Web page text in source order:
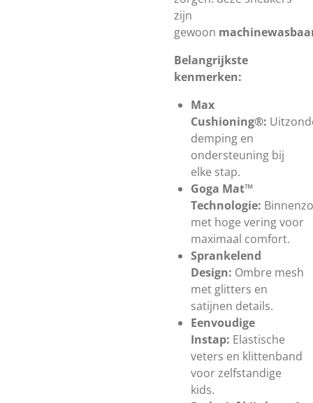
zijn
gewoon
Belangrijkste
kenmerken:
Max
Cushioning®:
demping en
ondersteuning bij
elke stap.
Goga Mat™
Technologie:
met hoge vering voor
maximaal comfort.
Sprankelend
Design: Ombre mesh
met glitters en
satijnen details.
Eenvoudige
Instap: Elastische
veters en klittenband
voor zelfstandige
kids.